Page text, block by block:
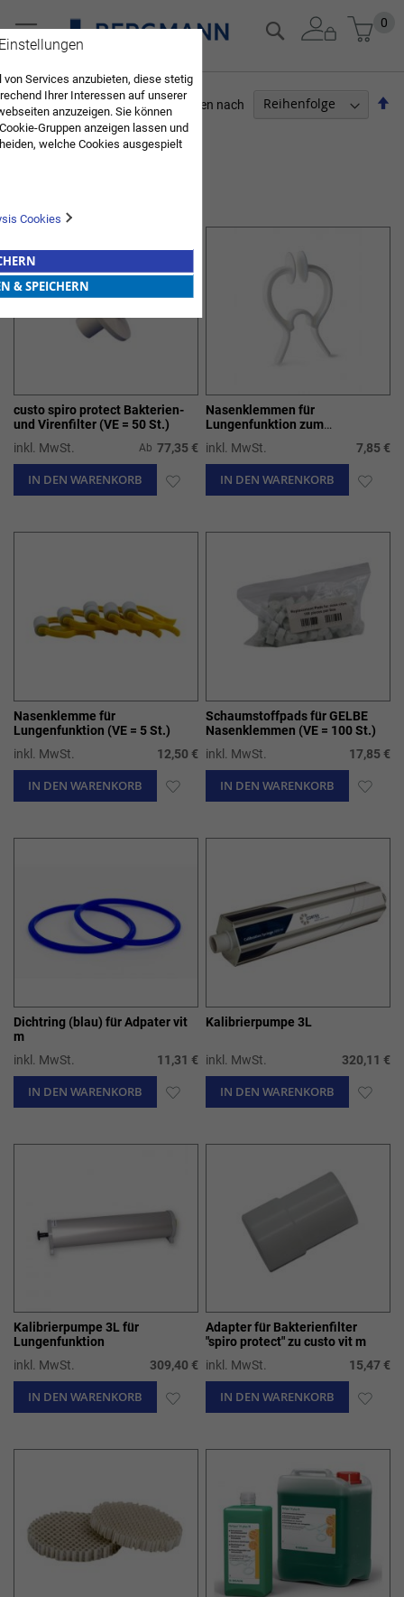
Zum
Inhalt
0
Suche
Sortieren nach
custo spiro protect Bakterien-
und Virenfilter (VE = 50 St.)
inkl. MwSt.
Ab 77,35 €
IN DEN WARENKORB ZUR
Nasenklemmen für
Lungenfunktion zum
Einmalgebrauch (VE = 10 St.)
inkl. MwSt. 7,85 €
IN DEN WARENKORB ZUR
Nasenklemme für
Lungenfunktion (VE = 5 St.)
inkl. MwSt.
12,50 €
IN DEN WARENKORB ZUR
Schaumstoffpads für GELBE
Nasenklemmen (VE = 100 St.)
inkl. MwSt.
17,85 €
IN DEN WARENKORB ZUR
Dichtring (blau) für Adpater vit
m
inkl. MwSt.
11,31 €
IN DEN WARENKORB ZUR
Kalibrierpumpe 3L
inkl. MwSt. 320,11 €
IN DEN WARENKORB ZUR
Kalibrierpumpe 3L für
Lungenfunktion
inkl. MwSt.
309,40 €
IN DEN WARENKORB ZUR
Adapter für Bakterienfilter
"spiro protect" zu custo vit m
inkl. MwSt.
15,47 €
IN DEN WARENKORB ZUR
ARZTBEDARF
Services anzubieten, diese stetig
Ihrer Interessen auf unserer
anzuzeigen. Sie können
Gruppen anzeigen lassen und
welche Cookies ausgespielt
Cookies
& SPEICHERN